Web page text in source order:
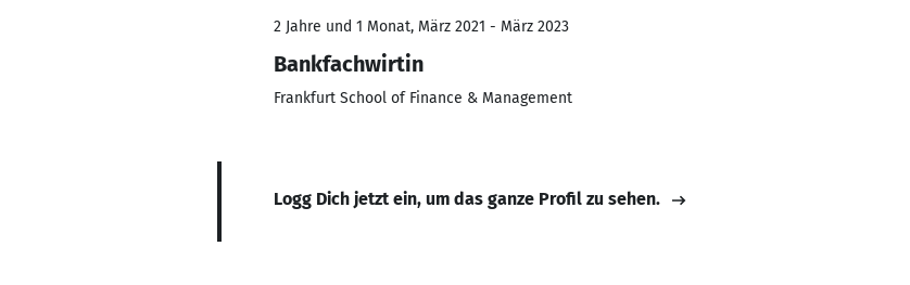
2 Jahre und 1 Monat, März 2021 - März 2023
Bankfachwirtin
Frankfurt School of Finance & Management
Logg Dich jetzt ein, um das ganze Profil zu sehen.